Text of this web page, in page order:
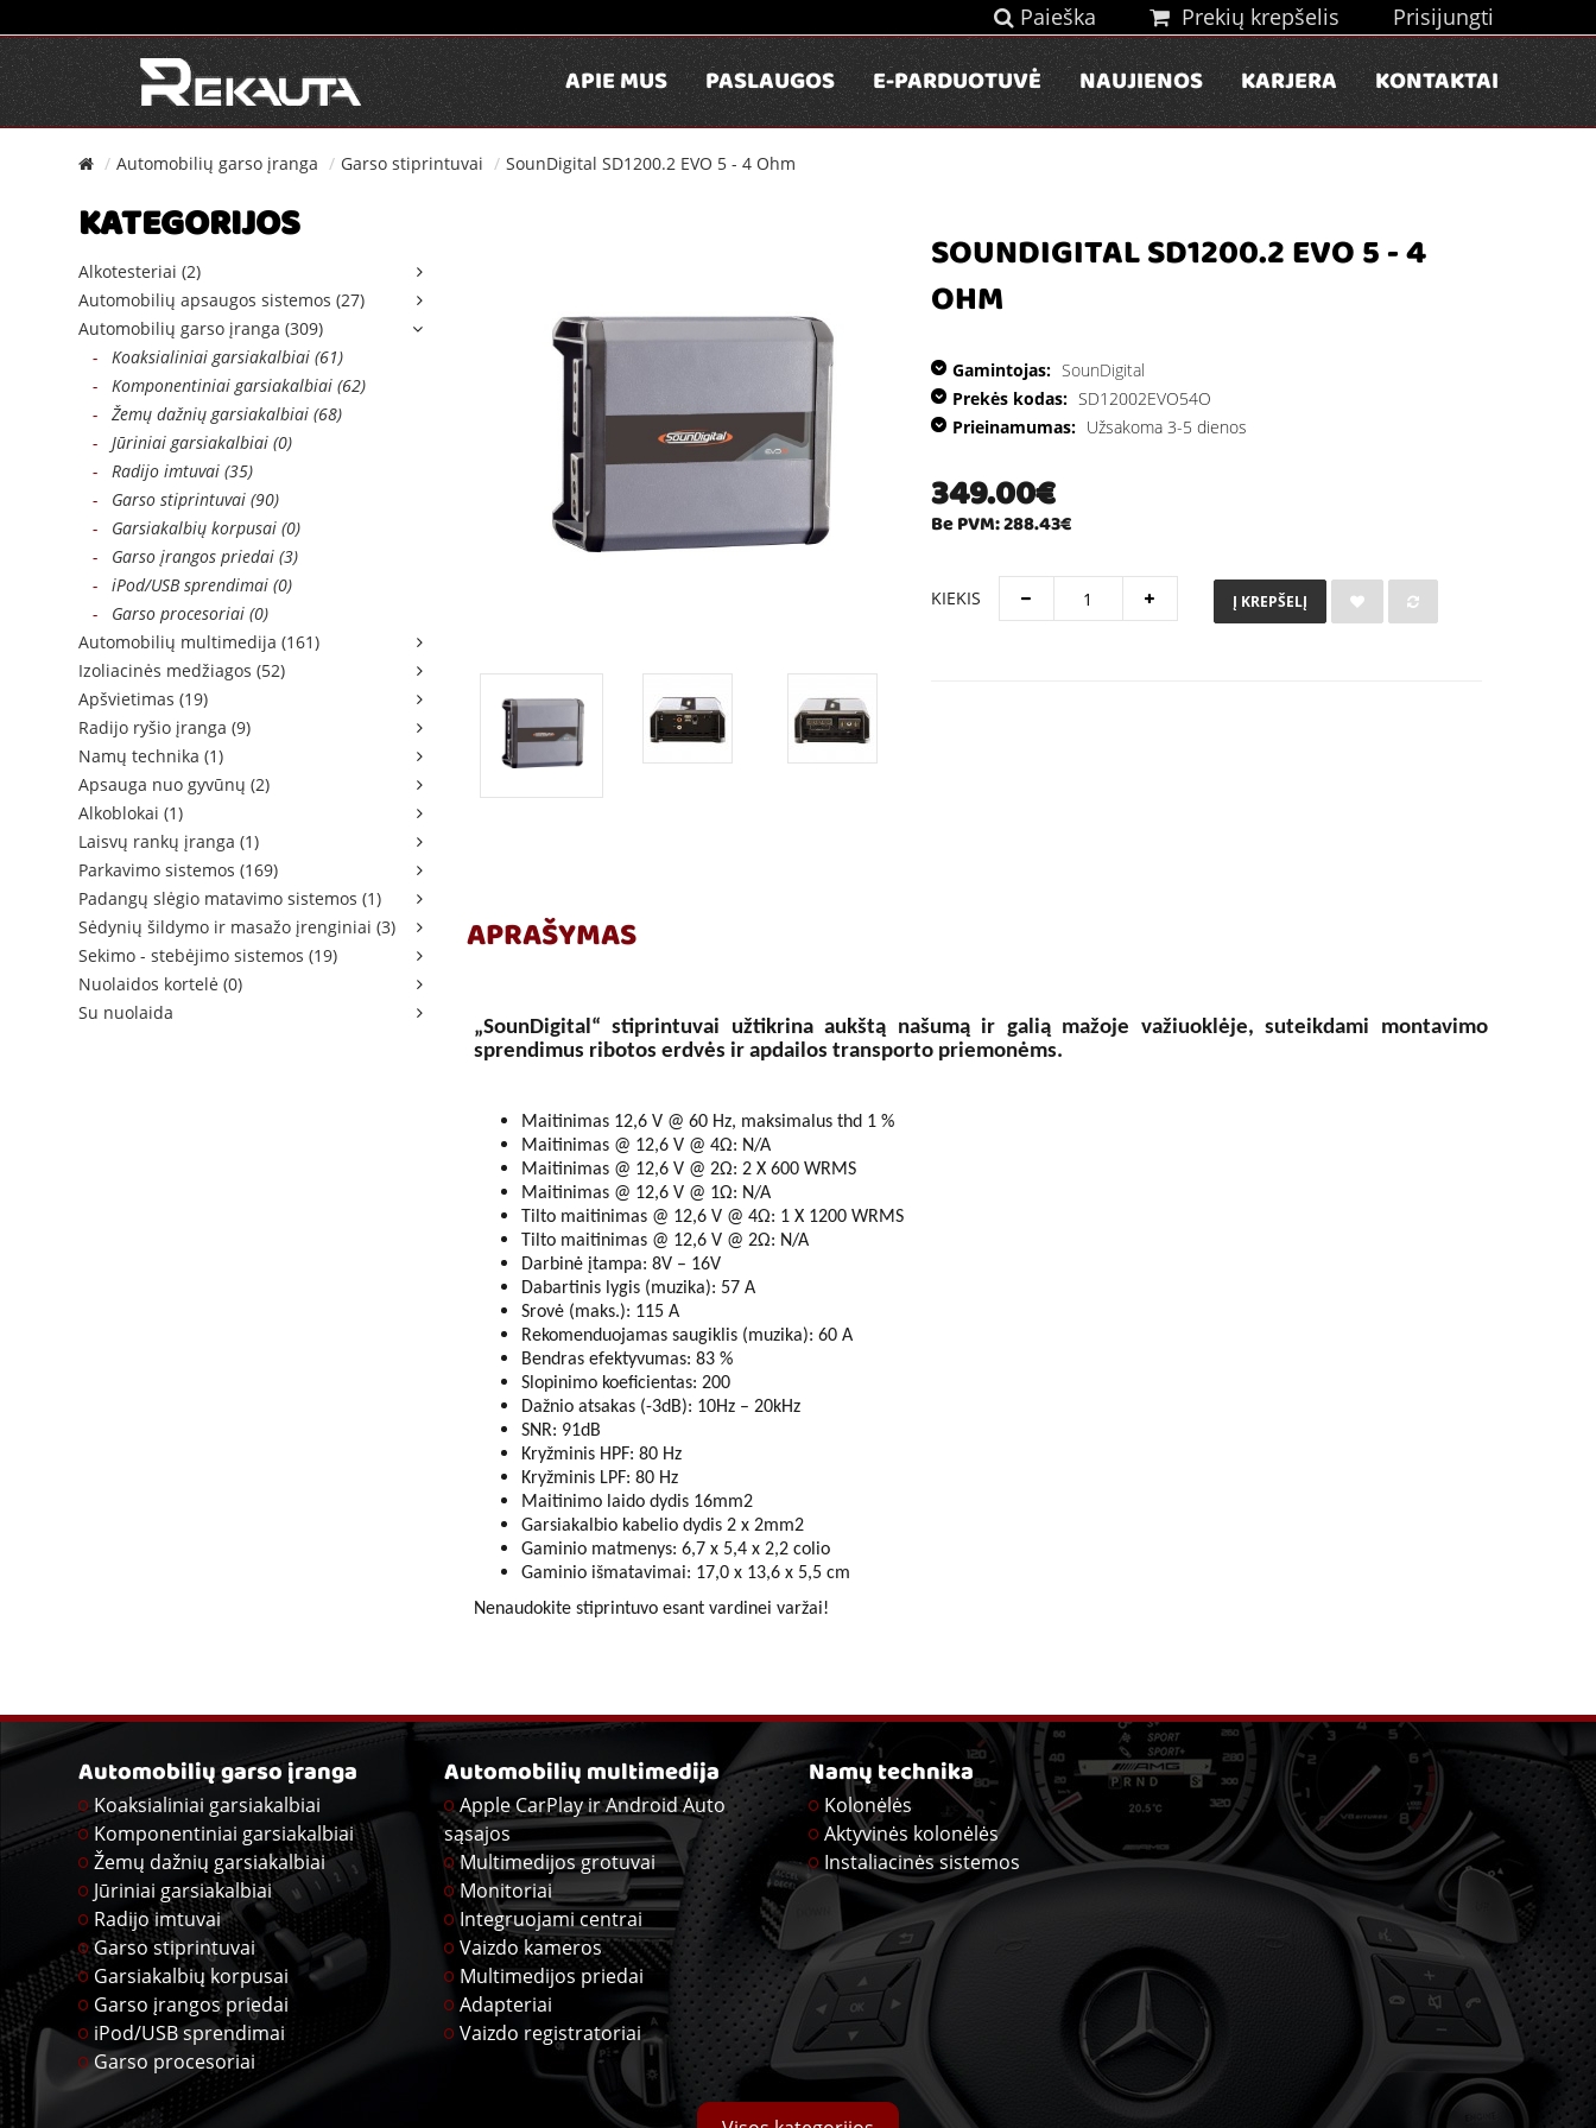
Paieška Prekių krepšelis Prisijungti
APIE MUS PASLAUGOS E-PARDUOTUVĖ NAUJIENOS KARJERA KONTAKTAI
Automobilių garso įranga Garso stiprintuvai SounDigital SD1200.2 EVO 5 - 4 Ohm
KATEGORIJOS
Alkotesteriai (2)
Automobilių apsaugos sistemos (27)
Automobilių garso įranga (309)
- Koaksialiniai garsiakalbiai (61)
- Komponentiniai garsiakalbiai (62)
- Žemų dažnių garsiakalbiai (68)
- Jūriniai garsiakalbiai (0)
- Radijo imtuvai (35)
- Garso stiprintuvai (90)
- Garsiakalbių korpusai (0)
- Garso įrangos priedai (3)
- iPod/USB sprendimai (0)
- Garso procesoriai (0)
Automobilių multimedija (161)
Izoliacinės medžiagos (52)
Apšvietimas (19)
Radijo ryšio įranga (9)
Namų technika (1)
Apsauga nuo gyvūnų (2)
Alkoblokai (1)
Laisvų rankų įranga (1)
Parkavimo sistemos (169)
Padangų slėgio matavimo sistemos (1)
Sėdynių šildymo ir masažo įrenginiai (3)
Sekimo - stebėjimo sistemos (19)
Nuolaidos kortelė (0)
Su nuolaida
SOUNDIGITAL SD1200.2 EVO 5 - 4
OHM
Gamintojas: SounDigital
Prekės kodas: SD12002EVO54O
Prieinamumas: Užsakoma 3-5 dienos
349.00€
Be PVM: 288.43€
KIEKIS Į KREPŠELĮ
APRAŠYMAS
„SounDigital“ stiprintuvai užtikrina aukštą našumą ir galią mažoje važiuoklėje, suteikdami montavimo
sprendimus ribotos erdvės ir apdailos transporto priemonėms.
Maitinimas 12,6 V @ 60 Hz, maksimalus thd 1 %
Maitinimas @ 12,6 V @ 4Ω: N/A
Maitinimas @ 12,6 V @ 2Ω: 2 X 600 WRMS
Maitinimas @ 12,6 V @ 1Ω: N/A
Tilto maitinimas @ 12,6 V @ 4Ω: 1 X 1200 WRMS
Tilto maitinimas @ 12,6 V @ 2Ω: N/A
Darbinė įtampa: 8V – 16V
Dabartinis lygis (muzika): 57 A
Srovė (maks.): 115 A
Rekomenduojamas saugiklis (muzika): 60 A
Bendras efektyvumas: 83 %
Slopinimo koeficientas: 200
Dažnio atsakas (-3dB): 10Hz – 20kHz
SNR: 91dB
Kryžminis HPF: 80 Hz
Kryžminis LPF: 80 Hz
Maitinimo laido dydis 16mm2
Garsiakalbio kabelio dydis 2 x 2mm2
Gaminio matmenys: 6,7 x 5,4 x 2,2 colio
Gaminio išmatavimai: 17,0 x 13,6 x 5,5 cm
Nenaudokite stiprintuvo esant vardinei varžai!
Automobilių garso įranga
Koaksialiniai garsiakalbiai
Komponentiniai garsiakalbiai
Žemų dažnių garsiakalbiai
Jūriniai garsiakalbiai
Radijo imtuvai
Garso stiprintuvai
Garsiakalbių korpusai
Garso įrangos priedai
iPod/USB sprendimai
Garso procesoriai
Automobilių multimedija
Apple CarPlay ir Android Auto
sąsajos
Multimedijos grotuvai
Monitoriai
Integruojami centrai
Vaizdo kameros
Multimedijos priedai
Adapteriai
Vaizdo registratoriai
Namų technika
Kolonėlės
Aktyvinės kolonėlės
Instaliacinės sistemos